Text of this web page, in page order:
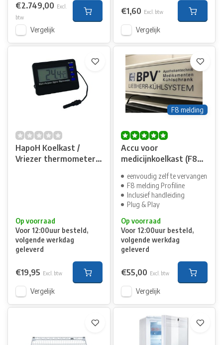
€2.749,00 Excl.
btw
Vergelijk
€1,60 Excl. btw
Vergelijk
HapoH Koelkast /
Vriezer thermometer
Op voorraad
Voor 12:00uur besteld,
volgende werkdag
geleverd
€19,95 Excl. btw
Vergelijk
F8 melding
Accu voor
medicijnkoelkast (F8
eenvoudig zelf te vervangen
F8 melding Profiline
Inclusief handleiding
Plug & Play
Op voorraad
Voor 12:00uur besteld,
volgende werkdag
geleverd
€55,00 Excl. btw
Vergelijk